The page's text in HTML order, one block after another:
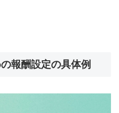
報酬設定の具体例